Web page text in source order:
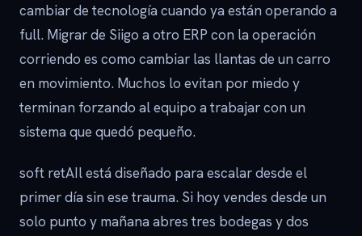
cambiar de tecnología cuando ya están operando a
full. Migrar de Siigo a otro ERP con la operación
corriendo es como cambiar las llantas de un carro
en movimiento. Muchos lo evitan por miedo y
terminan forzando al equipo a trabajar con un
sistema que quedó pequeño.
soft retAIl está diseñado para escalar desde el
primer día sin ese trauma. Si hoy vendes desde un
solo punto y mañana abres tres bodegas y dos